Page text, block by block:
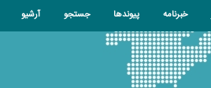
خبرنامه پیوندها جستجو آرشیو